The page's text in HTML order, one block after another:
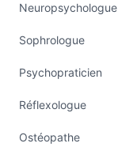
Neuropsychologue
Sophrologue
Psychopraticien
Réflexologue
Ostéopathe